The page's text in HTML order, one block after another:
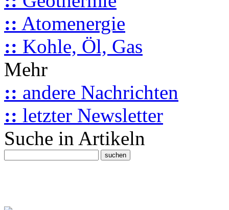
:: Atomenergie
:: Kohle, Öl, Gas
Mehr
:: andere Nachrichten
:: letzter Newsletter
Suche in Artikeln